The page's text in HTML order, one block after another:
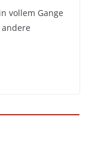
vollem Gange